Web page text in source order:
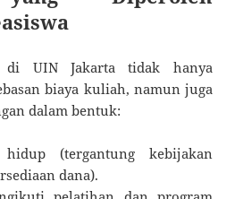
di UIN Jakarta tidak hanya
biaya kuliah, namun juga
dalam bentuk:
(tergantung kebijakan
dana).